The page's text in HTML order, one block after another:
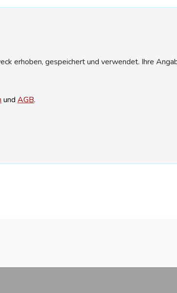
erhoben, gespeichert und verwendet. Ihre
und AGB.